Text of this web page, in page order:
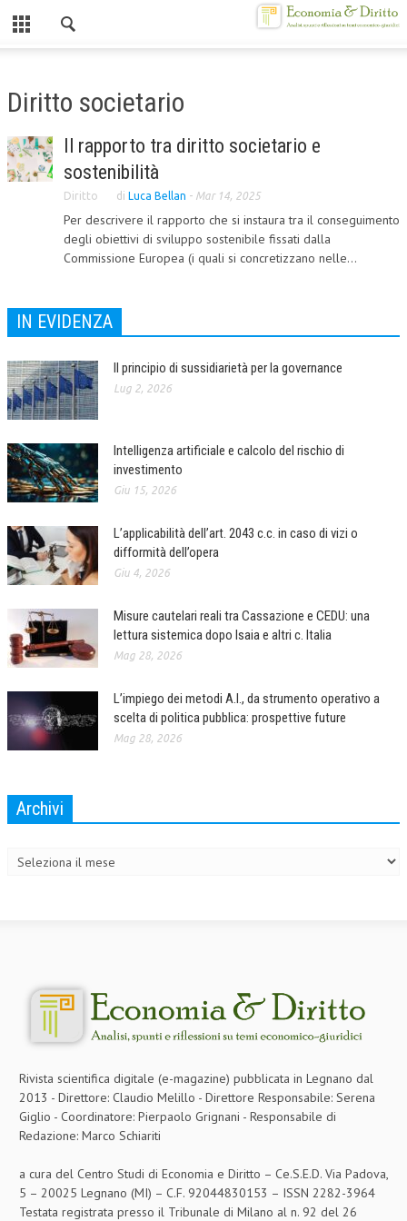
CHI SIAMO
MISSION
CENTRO STUDI
ATTO COSTITUTIVO E STATUTO
OBIETTIVI
DIREZIONE SCIENTIFICA
ALTA FORMAZIONE
ARCHIVIO CORSI 2015
DIVENTA SOCIO
BROCHURE CE.S.E.D.
LA RIVISTA
LA RIVISTA
COMITATO SCIENTIFICO
REDAZIONE
PEER REVIEW
AUTORI
HUMAN RESOURCES
RISORSE UMANE
MARKETING
TREASURY IN FINANCIAL SERVICES
PERSONA E CITTÀ
Diritto societario
Il rapporto tra diritto societario e
sostenibilità
Diritto di Luca Bellan - Mar 14, 2025
Per descrivere il rapporto che si instaura tra il conseguimento
degli obiettivi di sviluppo sostenibile fissati dalla
Commissione Europea (i quali si concretizzano nelle...
IN EVIDENZA
Il principio di sussidiarietà per la governance
Lug 2, 2026
Intelligenza artificiale e calcolo del rischio di
investimento
Giu 15, 2026
L’applicabilità dell’art. 2043 c.c. in caso di vizi o
difformità dell’opera
Giu 4, 2026
Misure cautelari reali tra Cassazione e CEDU: una
lettura sistemica dopo Isaia e altri c. Italia
Mag 28, 2026
L’impiego dei metodi A.I., da strumento operativo a
scelta di politica pubblica: prospettive future
Mag 28, 2026
Archivi
Rivista scientifica digitale (e-magazine) pubblicata in Legnano dal
2013 - Direttore: Claudio Melillo - Direttore Responsabile: Serena
Giglio - Coordinatore: Pierpaolo Grignani - Responsabile di
Redazione: Marco Schiariti
a cura del Centro Studi di Economia e Diritto – Ce.S.E.D. Via Padova,
5 – 20025 Legnano (MI) – C.F. 92044830153 – ISSN 2282-3964
Testata registrata presso il Tribunale di Milano al n. 92 del 26